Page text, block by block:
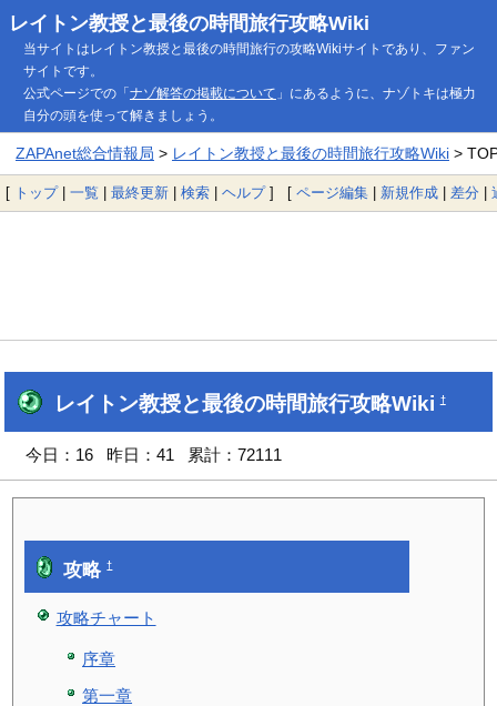
レイトン教授と最後の時間旅行攻略Wiki
当サイトはレイトン教授と最後の時間旅行の攻略Wikiサイトであり、ファン
サイトです。
公式ページでの「ナゾ解答の掲載について 」にあるように、ナゾトキは極力
自分の頭を使って解きましょう。
ZAPAnet総合情報局 > レイトン教授と最後の時間旅行攻略Wiki>
[ トップ| 一覧 | 最終更新 | 検索 | ヘルプ] [ ページ編集 | 新規作成 | 差分 |
レイトン教授と最後の時間旅行攻略Wiki†
今日：16 昨日：41 累計：72111
攻略†
攻略チャート
序章
第一章